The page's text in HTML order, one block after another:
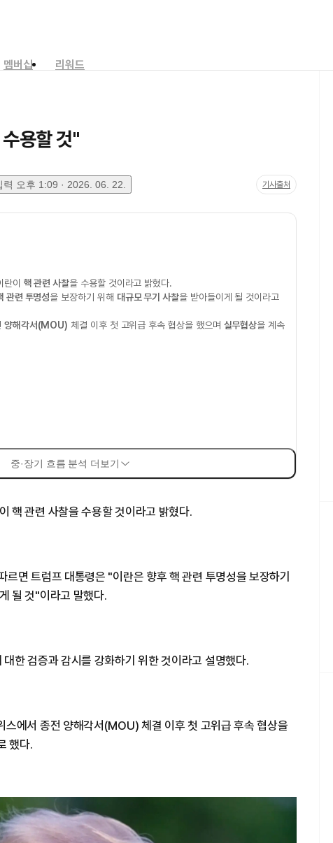
멤버십
리워드
용할 것"
력 오후 1:09 · 2026. 06. 22. 기사출처
이 핵 관련 사찰을 수용할 것이라고 밝혔다.
관련 투명성을 보장하기 위해 대규모 무기 사찰을 받아들이게 될 것이라고
양해각서(MOU) 체결 이후 첫 고위급 후속 협상을 했으며 실무협상을 계속
중·장기 흐름 분석 더보기
핵 관련 사찰을 수용할 것이라고 밝혔다.
면 트럼프 대통령은 "이란은 향후 핵 관련 투명성을 보장하기
될 것"이라고 말했다.
한 검증과 감시를 강화하기 위한 것이라고 설명했다.
스에서 종전 양해각서(MOU) 체결 이후 첫 고위급 후속 협상을
했다.